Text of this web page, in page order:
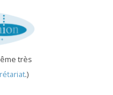
très
.)